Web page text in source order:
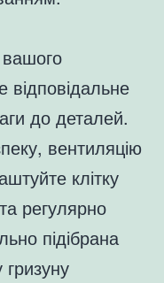
вашого
відповідальне
до деталей.
вентиляцію
клітку
регулярно
підібрана